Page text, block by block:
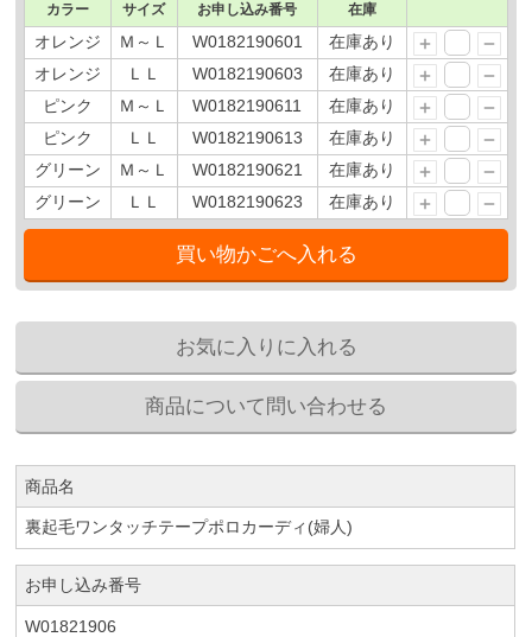
カラー サイズ お申し込み番号 在庫
オレンジ Ｍ～Ｌ W0182190601
在庫あり
オレンジ
ＬＬ W0182190603
在庫あり
ピンク
Ｍ～Ｌ W0182190611
在庫あり
ピンク
ＬＬ W0182190613
在庫あり
グリーン
Ｍ～Ｌ W0182190621
在庫あり
グリーン
ＬＬ W0182190623 在庫あり
商品名
裏起毛ワンタッチテープポロカーディ(婦人)
お申し込み番号
W01821906